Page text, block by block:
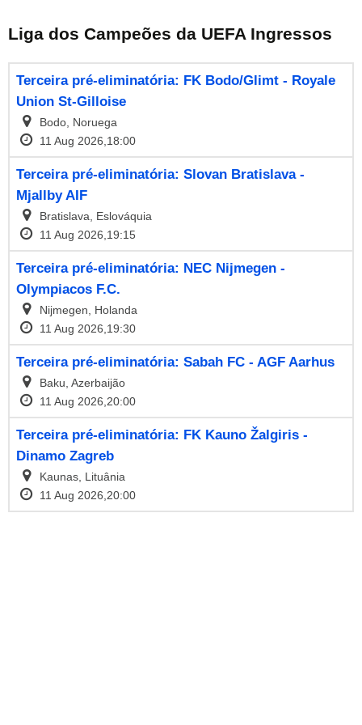
Liga dos Campeões da UEFA Ingressos
Terceira pré-eliminatória: FK Bodo/Glimt - Royale
Union St-Gilloise
Bodo, Noruega
11 Aug 2026,18:00
Terceira pré-eliminatória: Slovan Bratislava -
Mjallby AIF
Bratislava, Eslováquia
11 Aug 2026,19:15
Terceira pré-eliminatória: NEC Nijmegen -
Olympiacos F.C.
Nijmegen, Holanda
11 Aug 2026,19:30
Terceira pré-eliminatória: Sabah FC - AGF Aarhus
Baku, Azerbaijão
11 Aug 2026,20:00
Terceira pré-eliminatória: FK Kauno Žalgiris -
Dinamo Zagreb
Kaunas, Lituânia
11 Aug 2026,20:00